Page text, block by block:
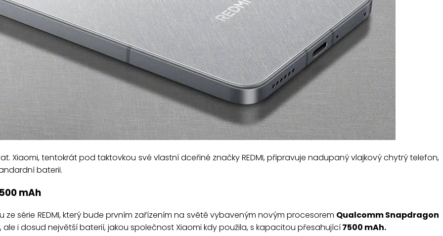
Xiaomi, tentokrát pod taktovkou své vlastní dceřiné značky REDMI, připravuje nadupaný vlajkový chytrý telefon,
baterii.
mAh
série REDMI, který bude prvním zařízením na světě vybaveným novým procesorem Qualcomm Snapdragon
i dosud největší baterií, jakou společnost Xiaomi kdy použila, s kapacitou přesahující7500 mAh.